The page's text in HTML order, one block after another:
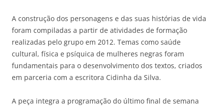
A construção dos personagens e das suas histórias de vida
foram compiladas a partir de atividades de formação
realizadas pelo grupo em 2012. Temas como saúde
cultural, física e psíquica de mulheres negras foram
fundamentais para o desenvolvimento dos textos, criados
em parceria com a escritora Cidinha da Silva.
A peça integra a programação do último final de semana